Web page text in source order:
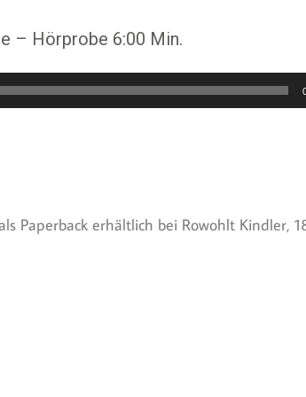
– Hörprobe 6:00 Min.
Paperback erhältlich bei Rowohlt Kindler,